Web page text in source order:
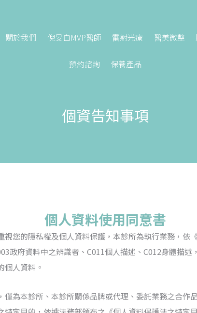
關於我們 倪旻白MVP醫師 雷射光療 醫美微整
預約諮詢 保養產品
個資告知事項
個人資料使用同意書
您的隱私權及個人資料保護，本診所為執行業務，依
政府資料中之辨識者、C011個人描述、C012身體描
個人資料。
僅為本診所、本診所關係品牌或代理、委託業務之合作